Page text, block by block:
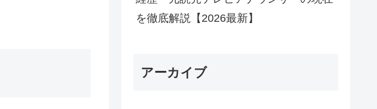
を徹底解説【2026最新】
アーカイブ